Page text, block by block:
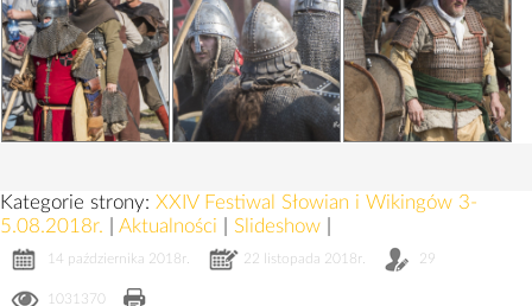
Kategorie strony: XXIV Festiwal Słowian i Wikingów 3-
5.08.2018r.
Aktualności Slideshow
14 października 2018r. 22 listopada 2018r. 29
1031370